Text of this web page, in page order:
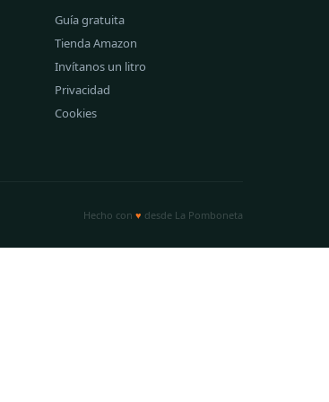
Guía gratuita
Tienda Amazon
Invítanos un litro
Privacidad
Cookies
Hecho con ♥ desde La Pomboneta